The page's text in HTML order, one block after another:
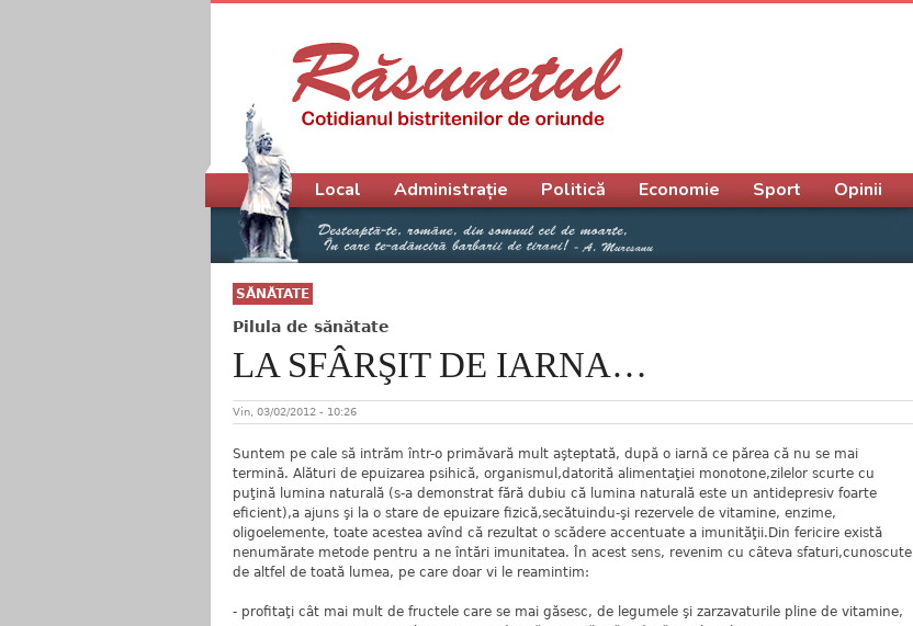
SĂNĂTATE
Pilula de sănătate
LA SFÂRŞIT DE IARNA…
Vin, 03/02/2012 - 10:26
Suntem pe cale să intrăm într-o primăvară mult aşteptată, după o iarnă ce părea că nu se mai
termină. Alături de epuizarea psihică, organismul,datorită alimentaţiei monotone,zilelor scurte cu
puţină lumina naturală (s-a demonstrat fără dubiu că lumina naturală este un antidepresiv foarte
eficient),a ajuns şi la o stare de epuizare fizică,secătuindu-şi rezervele de vitamine, enzime,
oligoelemente, toate acestea avînd că rezultat o scădere accentuate a imunităţii.Din fericire există
nenumărate metode pentru a ne întări imunitatea. În acest sens, revenim cu câteva sfaturi,cunoscute
de altfel de toată lumea, pe care doar vi le reamintim:
- profitaţi cât mai mult de fructele care se mai găsesc, de legumele şi zarzavaturile pline de vitamine,
Meniu principal
Local Administrație Politică Economie Sport Opinii